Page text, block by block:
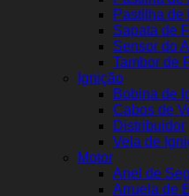
Pastilha de
Sapata de
Sensor do
Tambor de
Ignição
Bobina de
Cabos de
Distribuidor
Vela de
Motor
Anel de
Arruela de